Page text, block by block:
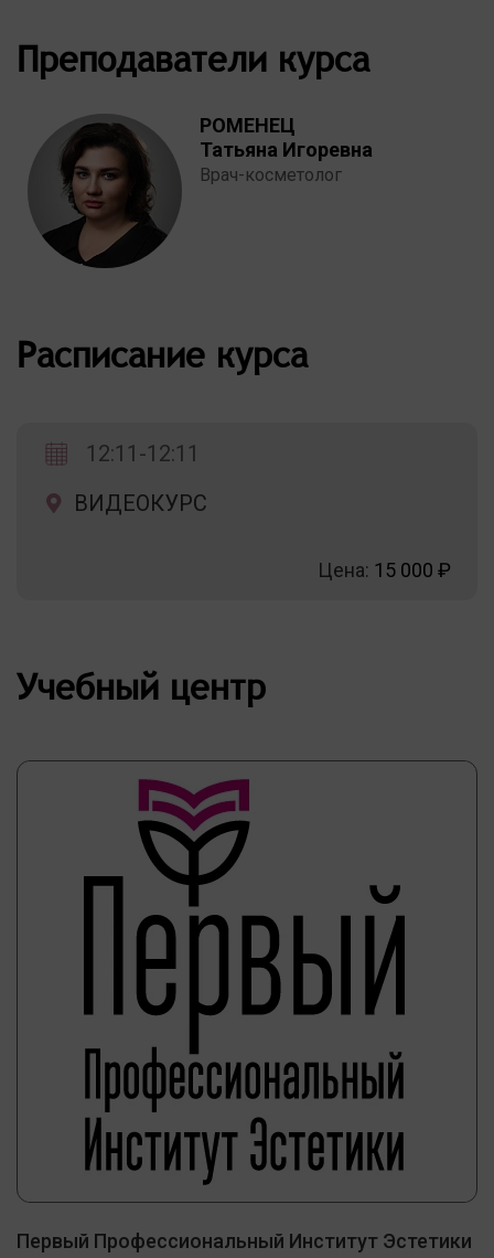
Преподаватели курса
РОМЕНЕЦ
Татьяна Игоревна
Врач-косметолог
Расписание курса
12:11-12:11
ВИДЕОКУРС
Цена: 15 000 ₽
Учебный центр
Первый Профессиональный Институт Эстетики